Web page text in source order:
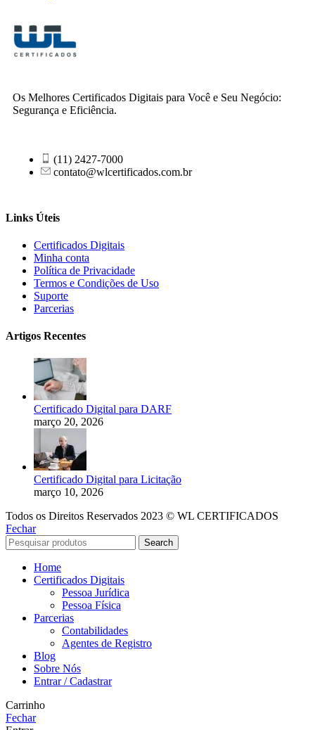
Os Melhores Certificados Digitais para Você e Seu Negócio:
Segurança e Eficiência.
(11) 2427-7000
contato@wlcertificados.com.br
Links Úteis
Certificados Digitais
Minha conta
Política de Privacidade
Termos e Condições de Uso
Suporte
Parcerias
Artigos Recentes
Certificado Digital para DARF
março 20, 2026
Certificado Digital para Licitação
março 10, 2026
Todos os Direitos Reservados 2023 © WL CERTIFICADOS
Fechar
Search
Home
Certificados Digitais
Pessoa Jurídica
Pessoa Física
Parcerias
Contabilidades
Agentes de Registro
Blog
Sobre Nós
Entrar / Cadastrar
Carrinho
Fechar